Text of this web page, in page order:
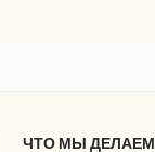
ЧТО МЫ ДЕЛАЕМ